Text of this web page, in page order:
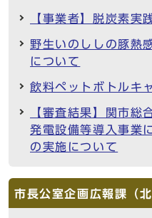
【事業者】脱炭素実
野生いのししの豚熱
について
飲料ペットボトルキ
【審査結果】関市総
発電設備等導入事業
の実施について
市長公室企画広報課（